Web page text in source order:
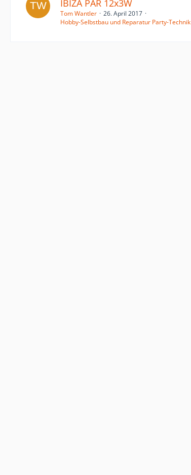
IBIZA PAR 12x3W
Tom Wantler
26. April 2017
Hobby-Selbstbau und Reparatur Party-Technik